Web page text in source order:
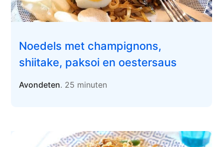
Noedels met champignons,
shiitake, paksoi en oestersaus
Avondeten. 25 minuten